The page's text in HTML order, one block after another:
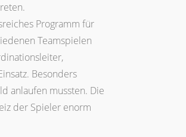
Programm für
Teamspielen
Besonders
anlaufen mussten. Die
der Spieler enorm